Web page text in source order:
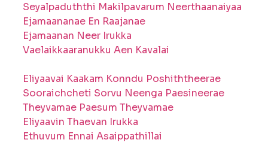
Seyalpaduththi Makilpavarum Neerthaanaiyaa
Ejamaananae En Raajanae
Ejamaanan Neer Irukka
Vaelaikkaaranukku Aen Kavalai
Eliyaavai Kaakam Konndu Poshiththeerae
Sooraichcheti Sorvu Neenga Paesineerae
Theyvamae Paesum Theyvamae
Eliyaavin Thaevan Irukka
Ethuvum Ennai Asaippathillai